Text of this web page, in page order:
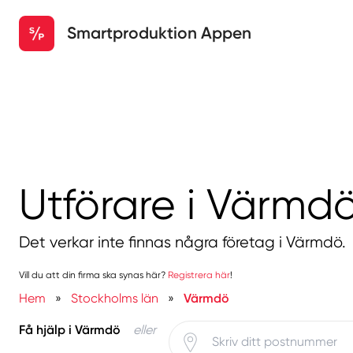
Smartproduktion Appen
Utförare i
Det verkar inte finnas några företag i Värmdö.
Vill du att din firma ska synas här? Registrera här!
Hem » Stockholms län » Värmdö
Få hjälp i Värmdö eller